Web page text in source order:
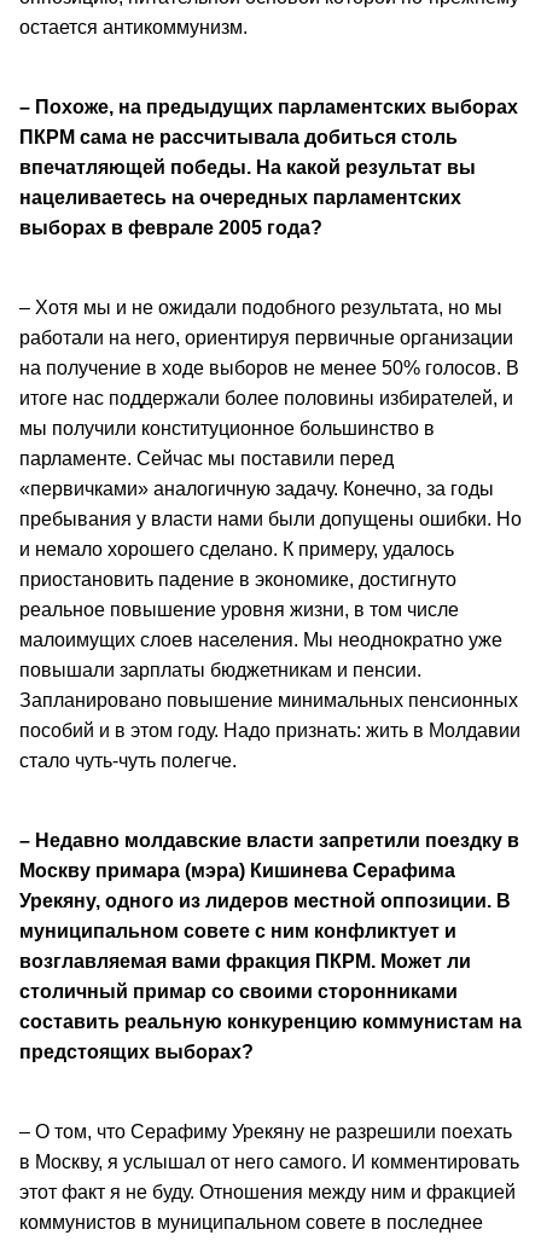
остается антикоммунизм.
– Похоже, на предыдущих парламентских выборах
ПКРМ сама не рассчитывала добиться столь
впечатляющей победы. На какой результат вы
нацеливаетесь на очередных парламентских
выборах в феврале 2005 года?
– Хотя мы и не ожидали подобного результата, но мы
работали на него, ориентируя первичные организации
на получение в ходе выборов не менее 50% голосов. В
итоге нас поддержали более половины избирателей, и
мы получили конституционное большинство в
парламенте. Сейчас мы поставили перед
«первичками» аналогичную задачу. Конечно, за годы
пребывания у власти нами были допущены ошибки. Но
и немало хорошего сделано. К примеру, удалось
приостановить падение в экономике, достигнуто
реальное повышение уровня жизни, в том числе
малоимущих слоев населения. Мы неоднократно уже
повышали зарплаты бюджетникам и пенсии.
Запланировано повышение минимальных пенсионных
пособий и в этом году. Надо признать: жить в Молдавии
стало чуть-чуть полегче.
– Недавно молдавские власти запретили поездку в
Москву примара (мэра) Кишинева Серафима
Урекяну, одного из лидеров местной оппозиции. В
муниципальном совете с ним конфликтует и
возглавляемая вами фракция ПКРМ. Может ли
столичный примар со своими сторонниками
составить реальную конкуренцию коммунистам на
предстоящих выборах?
– О том, что Серафиму Урекяну не разрешили поехать
в Москву, я услышал от него самого. И комментировать
этот факт я не буду. Отношения между ним и фракцией
коммунистов в муниципальном совете в последнее